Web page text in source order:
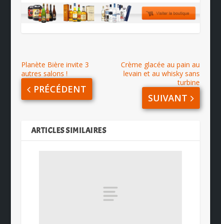
Planète Bière invite 3
autres salons !
PRÉCÉDENT
Crème glacée au pain au
levain et au whisky sans
turbine
SUIVANT
ARTICLES SIMILAIRES